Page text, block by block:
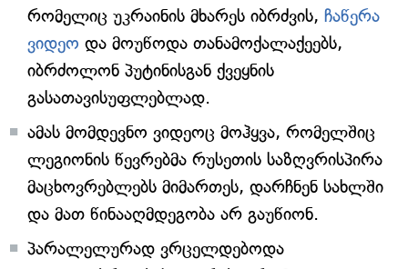
რომელიც უკრაინის მხარეს იბრძვის, ჩაწერა
ვიდეო და მოუწოდა თანამოქალაქეებს,
იბრძოლონ პუტინისგან ქვეყნის
გასათავისუფლებლად.
ამას მომდევნო ვიდეოც მოჰყვა, რომელშიც
ლეგიონის წევრებმა რუსეთის საზღვრისპირა
მაცხოვრებლებს მიმართეს, დარჩნენ სახლში
და მათ წინააღმდეგობა არ გაუწიონ.
პარალელურად ვრცელდებოდა